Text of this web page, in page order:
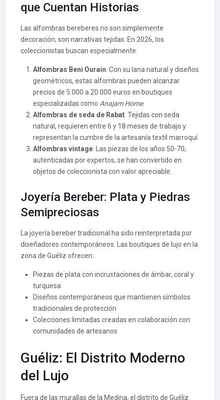
que Cuentan Historias
Las alfombras bereberes no son simplemente
decoración; son narrativas tejidas. En 2026, los
coleccionistas buscan especialmente:
Alfombras Beni Ourain: Con su lana natural y diseños
geométricos, estas alfombras pueden alcanzar
precios de 5.000 a 20.000 euros en boutiques
especializadas como Anajam Home.
Alfombras de seda de Rabat: Tejidas con seda
natural, requieren entre 6 y 18 meses de trabajo y
representan la cumbre de la artesanía textil marroquí.
Alfombras vintage: Las piezas de los años 50-70,
autenticadas por expertos, se han convertido en
objetos de coleccionista con valor apreciable.
Joyería Bereber: Plata y Piedras
Semipreciosas
La joyería bereber tradicional ha sido reinterpretada por
diseñadores contemporáneos. Las boutiques de lujo en la
zona de Guéliz ofrecen:
Piezas de plata con incrustaciones de ámbar, coral y
turquesa
Diseños contemporáneos que mantienen símbolos
tradicionales de protección
Colecciones limitadas creadas en colaboración con
comunidades de artesanos
Guéliz: El Distrito Moderno
del Lujo
Fuera de las murallas de la Medina, el distrito de Guéliz